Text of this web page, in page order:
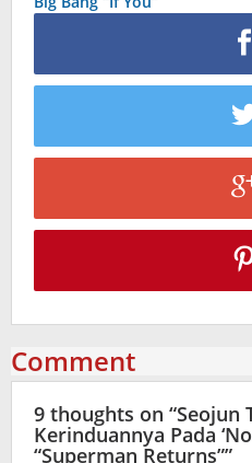
Comment
9 thoughts on “Seojun
Kerinduannya Pada
“Superman Returns””